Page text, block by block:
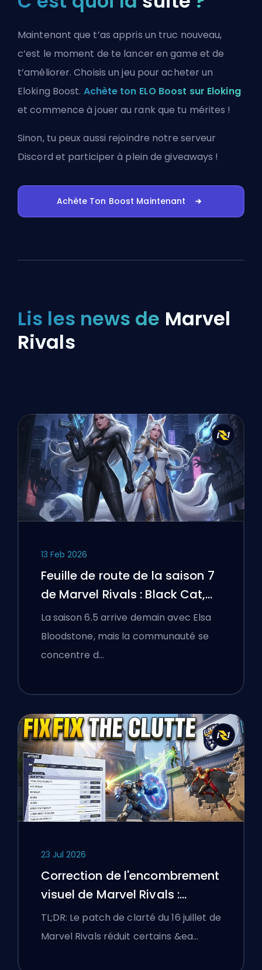
Maintenant que t’as appris un truc nouveau,
c’est le moment de te lancer en game et de
t’améliorer. Choisis un jeu pour acheter un
Eloking Boost. Achète ton ELO Boost sur Eloking
et commence à jouer au rank que tu mérites !
Sinon, tu peux aussi rejoindre notre serveur
Discord et participer à plein de giveaways !
Achète Ton Boost Maintenant
Lis les news de Marvel
Rivals
13 Feb 2026
Feuille de route de la saison 7
de Marvel Rivals : Black Cat,
White Fox, et l'événement
Monsters Take Manhattan
La saison 6.5 arrive demain avec Elsa
Bloodstone, mais la communauté se
concentre d…
23 Jul 2026
Correction de l'encombrement
visuel de Marvel Rivals :
Meilleurs réglages compétitifs
après le patch du 16 juillet
TL;DR: Le patch de clarté du 16 juillet de
Marvel Rivals réduit certains &ea…